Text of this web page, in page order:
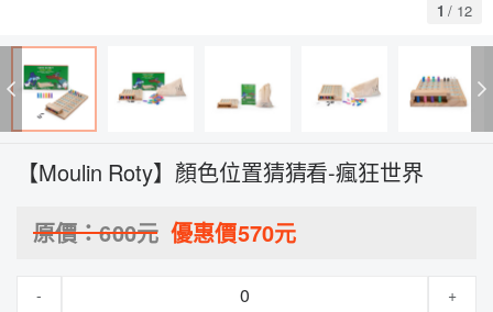
1 / 12
【Moulin Roty】顏色位置猜猜看-瘋狂世界
原價：600元 優惠價570元
-
+